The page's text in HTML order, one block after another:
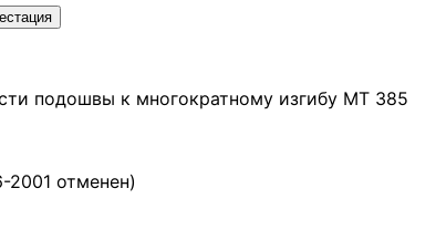
подошвы к многократному изгибу МТ 385
отменен)